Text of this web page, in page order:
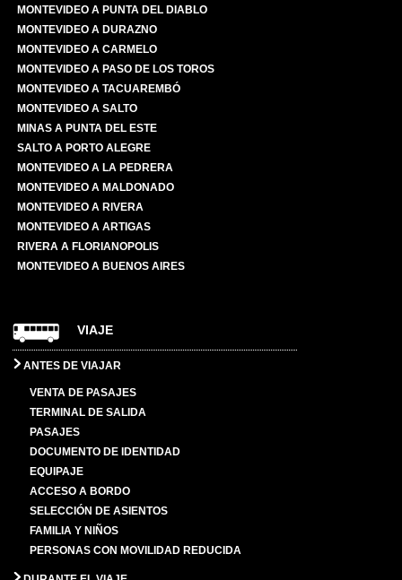
MONTEVIDEO A PUNTA DEL DIABLO
MONTEVIDEO A DURAZNO
MONTEVIDEO A CARMELO
MONTEVIDEO A PASO DE LOS TOROS
MONTEVIDEO A TACUAREMBÓ
MONTEVIDEO A SALTO
MINAS A PUNTA DEL ESTE
SALTO A PORTO ALEGRE
MONTEVIDEO A LA PEDRERA
MONTEVIDEO A MALDONADO
MONTEVIDEO A RIVERA
MONTEVIDEO A ARTIGAS
RIVERA A FLORIANOPOLIS
MONTEVIDEO A BUENOS AIRES
VIAJE
ANTES DE VIAJAR
VENTA DE PASAJES
TERMINAL DE SALIDA
PASAJES
DOCUMENTO DE IDENTIDAD
EQUIPAJE
ACCESO A BORDO
SELECCIÓN DE ASIENTOS
FAMILIA Y NIÑOS
PERSONAS CON MOVILIDAD REDUCIDA